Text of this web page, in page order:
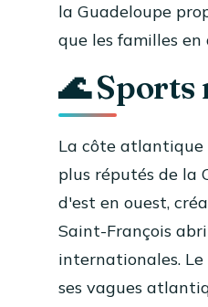
la Guadeloupe
que les familles
🌊 Sports
La côte atlantique
plus réputés de la
d'est en ouest,
Saint-François
internationales. Le
ses vagues